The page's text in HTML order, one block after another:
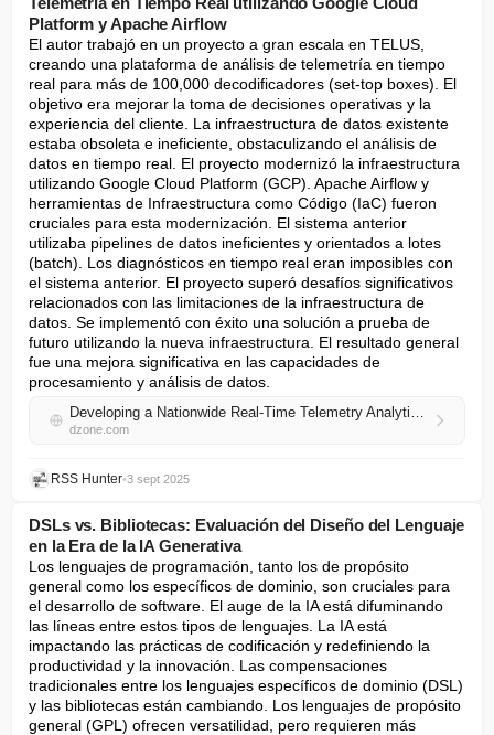
Platform y Apache Airflow
El autor trabajó en un proyecto a gran escala en TELUS,
creando una plataforma de análisis de telemetría en tiempo
real para más de 100,000 decodificadores (set-top boxes). El
objetivo era mejorar la toma de decisiones operativas y la
experiencia del cliente. La infraestructura de datos existente
estaba obsoleta e ineficiente, obstaculizando el análisis de
datos en tiempo real. El proyecto modernizó la infraestructura
utilizando Google Cloud Platform (GCP). Apache Airflow y
herramientas de Infraestructura como Código (IaC) fueron
cruciales para esta modernización. El sistema anterior
utilizaba pipelines de datos ineficientes y orientados a lotes
(batch). Los diagnósticos en tiempo real eran imposibles con
el sistema anterior. El proyecto superó desafíos significativos
relacionados con las limitaciones de la infraestructura de
datos. Se implementó con éxito una solución a prueba de
futuro utilizando la nueva infraestructura. El resultado general
fue una mejora significativa en las capacidades de
procesamiento y análisis de datos.
Developing a Nationwide Real-Time Telemetry Analytics Platform Using Google Cloud Platform and Apache Airflow
dzone.com
RSS Hunter•3 sept 2025
DSLs vs. Bibliotecas: Evaluación del Diseño del Lenguaje
en la Era de la IA Generativa
Los lenguajes de programación, tanto los de propósito
general como los específicos de dominio, son cruciales para
el desarrollo de software. El auge de la IA está difuminando
las líneas entre estos tipos de lenguajes. La IA está
impactando las prácticas de codificación y redefiniendo la
productividad y la innovación. Las compensaciones
tradicionales entre los lenguajes específicos de dominio (DSL)
y las bibliotecas están cambiando. Los lenguajes de propósito
general (GPL) ofrecen versatilidad, pero requieren más